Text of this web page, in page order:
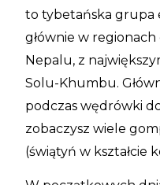
to tybetańska grupa
głównie w
Nepalu, z
Solu-Khumbu.
podczas wędrówki
zobaczysz wiele
(świątyń w kształcie